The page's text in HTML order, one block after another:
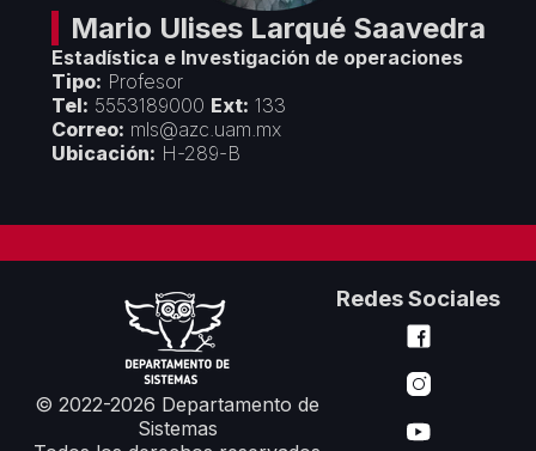
Premios y Reconocimientos
Cursos de Actualización
Vinculación
Convenios con Empresas
Colaboración con Universidades
Proyectos Financiados
Servicios
Formatos Departamentales
Mario Ulises Larqué Saavedra
Estadística e Investigación de operaciones
Tipo: Profesor
Tel: 5553189000 Ext: 133
Correo: mls@azc.uam.mx
Ubicación: H-289-B
© 2022-2026 Departamento de
Sistemas
Redes Sociales